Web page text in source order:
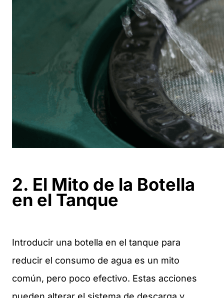
2. El Mito de la Botella
en el Tanque
Introducir una botella en el tanque para
reducir el consumo de agua es un mito
común, pero poco efectivo. Estas acciones